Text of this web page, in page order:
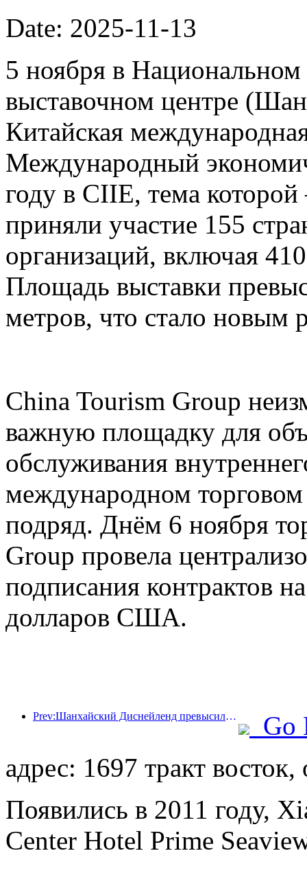
Date: 2025-11-13
5 ноября в
выставочном центре
Китайская
Международный
году в CIIE, тема
приняли участие 155
организаций, включая
Площадь выставки
метров, что стало новым
China Tourism Group
важную площадку для
обслуживания
международном
подряд. Днём 6 ноября
Group провела
подписания контрактов
долларов США.
Prev:Шанхайский Диснейленд превысил 100 миллионов посетителей и планирует расшириться за счет открытия четвертого тематического отеля.
Go
адрес: 1697 тракт
Появились в 2011 году,
Center Hotel Prime